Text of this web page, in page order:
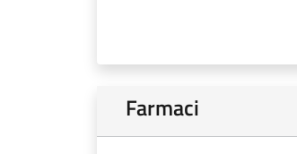
Farmaci